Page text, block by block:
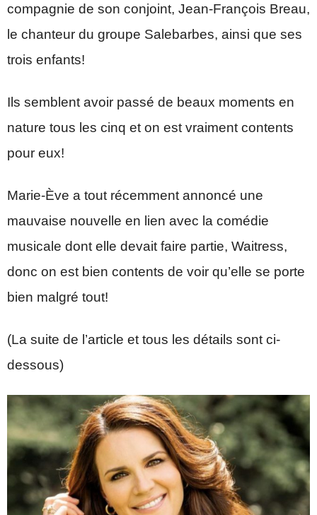
compagnie de son conjoint, Jean-François Breau,
le chanteur du groupe Salebarbes, ainsi que ses
trois enfants!
Ils semblent avoir passé de beaux moments en
nature tous les cinq et on est vraiment contents
pour eux!
Marie-Ève a tout récemment annoncé une
mauvaise nouvelle en lien avec la comédie
musicale dont elle devait faire partie, Waitress,
donc on est bien contents de voir qu’elle se porte
bien malgré tout!
(La suite de l’article et tous les détails sont ci-
dessous)